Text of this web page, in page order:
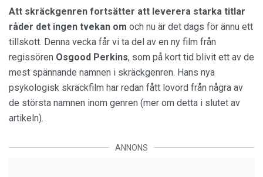
Att skräckgenren fortsätter att leverera starka titlar
råder det ingen tvekan om och nu är det dags för ännu ett
tillskott. Denna vecka får vi ta del av en ny film från
regissören Osgood Perkins, som på kort tid blivit ett av de
mest spännande namnen i skräckgenren. Hans nya
psykologisk skräckfilm har redan fått lovord från några av
de största namnen inom genren (mer om detta i slutet av
artikeln).
ANNONS